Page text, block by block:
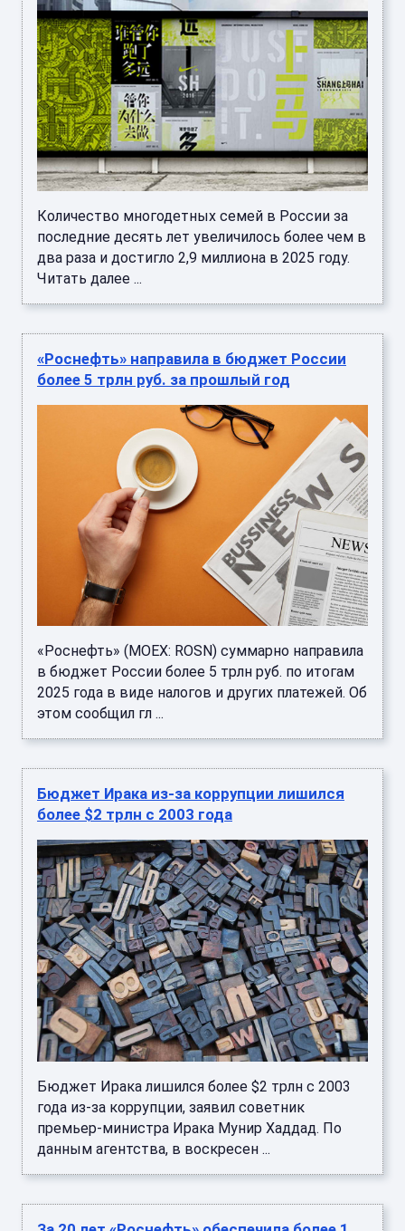
Количество многодетных семей в России за
последние десять лет увеличилось более чем в
два раза и достигло 2,9 миллиона в 2025 году.
Читать далее ...
«Роснефть» направила в бюджет России
более 5 трлн руб. за прошлый год
«Роснефть» (MOEX: ROSN) суммарно направила
в бюджет России более 5 трлн руб. по итогам
2025 года в виде налогов и других платежей. Об
этом сообщил гл ...
Бюджет Ирака из-за коррупции лишился
более $2 трлн с 2003 года
Бюджет Ирака лишился более $2 трлн с 2003
года из-за коррупции, заявил советник
премьер-министра Ирака Мунир Хаддад. По
данным агентства, в воскресен ...